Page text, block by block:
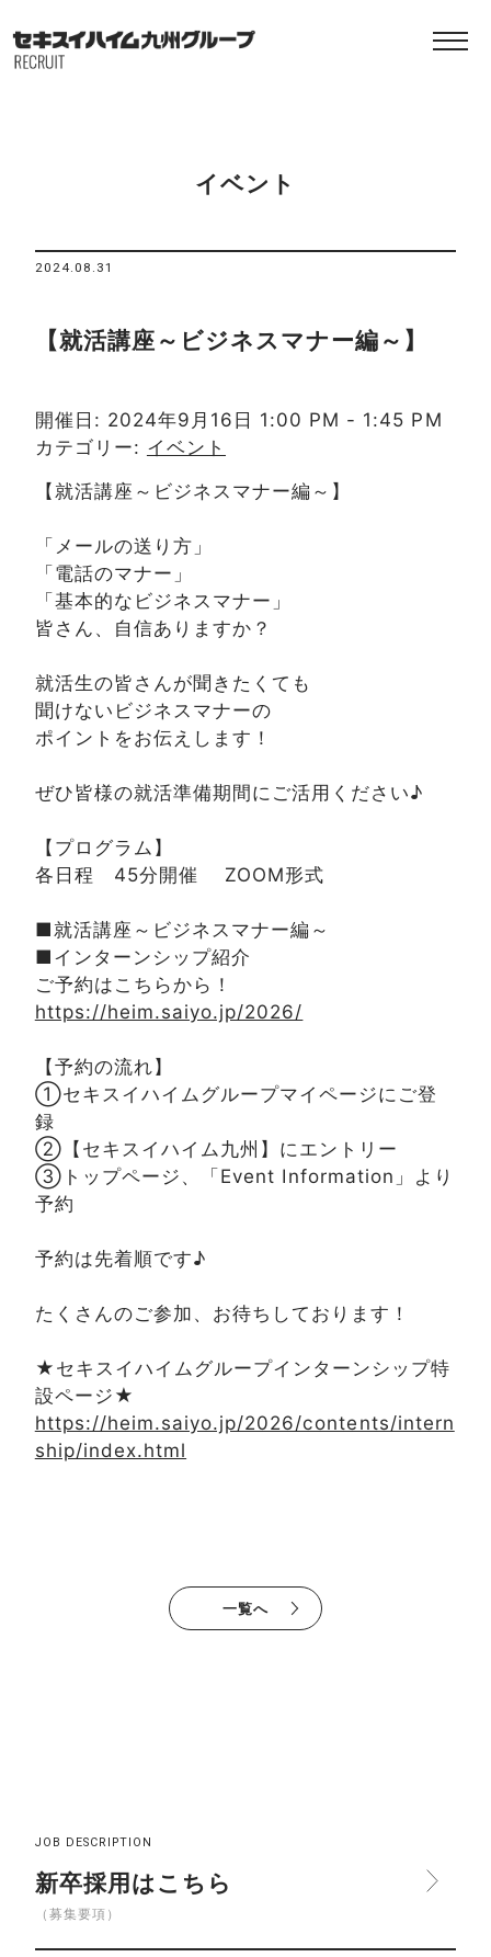
イベント
2024.08.31
【就活講座～ビジネスマナー編～】
開催日: 2024年9月16日 1:00 PM - 1:45 PM
カテゴリー: イベント
【就活講座～ビジネスマナー編～】
「メールの送り方」
「電話のマナー」
「基本的なビジネスマナー」
皆さん、自信ありますか？
就活生の皆さんが聞きたくても
聞けないビジネスマナーの
ポイントをお伝えします！
ぜひ皆様の就活準備期間にご活用ください♪
【プログラム】
各日程 45分開催 ZOOM形式
■就活講座～ビジネスマナー編～
■インターンシップ紹介
ご予約はこちらから！
https://heim.saiyo.jp/2026/
【予約の流れ】
①セキスイハイムグループマイページにご登
録
②【セキスイハイム九州】にエントリー
③トップページ、「Event Information」より
予約
予約は先着順です♪
たくさんのご参加、お待ちしております！
★セキスイハイムグループインターンシップ特
設ページ★
https://heim.saiyo.jp/2026/contents/intern
ship/index.html
一覧へ
JOB DESCRIPTION
新卒採用はこちら
（募集要項）